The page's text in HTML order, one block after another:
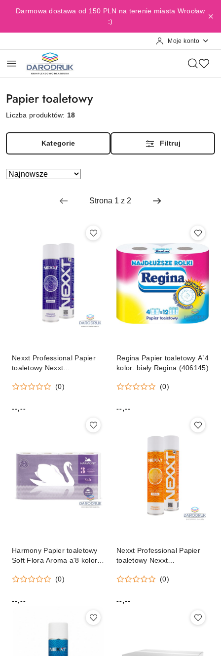
Przejdź do treści głównej
Przejdź do wyszukiwarki
Przejdź do moje konto
Przejdź do menu głównego
Przejdź do stopki
Darmowa dostawa od 150 PLN na terenie miasta Wrocław
:)
Moje konto
Papier toaletowy
Liczba produktów: 18
Kategorie Filtruj
Zastosowano
Sortuj
Nexxt Professional Papier
toaletowy Nexxt
(0)
Cena:
--,--
Regina Papier toaletowy A`4
kolor: biały Regina (406145)
(0)
Cena:
--,--
Harmony Papier toaletowy
Soft Flora Aroma a'8 kolor:
(0)
Cena:
--,--
Nexxt Professional Papier
toaletowy Nexxt
(0)
Cena:
--,--